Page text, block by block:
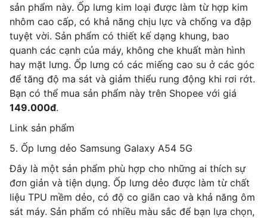
sản phẩm này. Ốp lưng kim loại được làm từ hợp kim
nhôm cao cấp, có khả năng chịu lực và chống va đập
tuyệt vời. Sản phẩm có thiết kế dạng khung, bao
quanh các cạnh của máy, không che khuất màn hình
hay mặt lưng. Ốp lưng có các miếng cao su ở các góc
để tăng độ ma sát và giảm thiểu rung động khi rơi rớt.
Bạn có thể mua sản phẩm này trên Shopee với giá
149.000đ.
Link sản phẩm
5. Ốp lưng dẻo Samsung Galaxy A54 5G
Đây là một sản phẩm phù hợp cho những ai thích sự
đơn giản và tiện dụng. Ốp lưng dẻo được làm từ chất
liệu TPU mềm dẻo, có độ co giãn cao và khả năng ôm
sát máy. Sản phẩm có nhiều màu sắc để bạn lựa chọn,